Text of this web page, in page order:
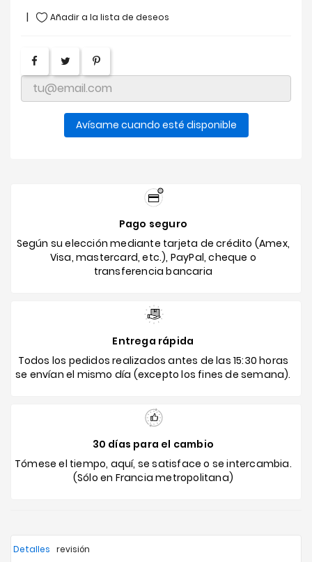
Añadir a la lista de deseos
Avísame cuando esté disponible
Pago seguro
Según su elección mediante tarjeta de crédito (Amex,
Visa, mastercard, etc.), PayPal, cheque o
transferencia bancaria
Entrega rápida
Todos los pedidos realizados antes de las 15:30 horas
se envían el mismo día (excepto los fines de semana).
30 días para el cambio
Tómese el tiempo, aquí, se satisface o se intercambia.
(Sólo en Francia metropolitana)
Detalles revisión